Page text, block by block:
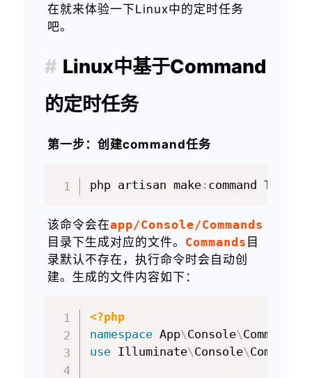
在就来体验一下Linux中的定时任务
吧。
Linux中基于Command
的定时任务
第一步：创建command任务
php artisan make:
该命令会在app/Console/Commands
目录下生成对应的文件。 Commands 目
录默认不存在，执行命令时会自动创
建。生成的文件内容如下：
<?php
namespace App\Console\Commands
use Illuminate\Console\Command